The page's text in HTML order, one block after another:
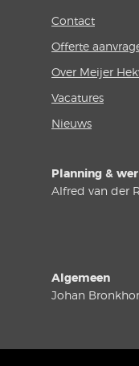
Contact
Offerte
Over Meijer
Vacatures
Nieuws
Planning &
Alfred van der
Algemeen
Johan